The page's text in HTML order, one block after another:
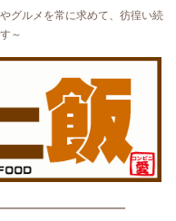
グルメを常に求めて、彷徨い続
～